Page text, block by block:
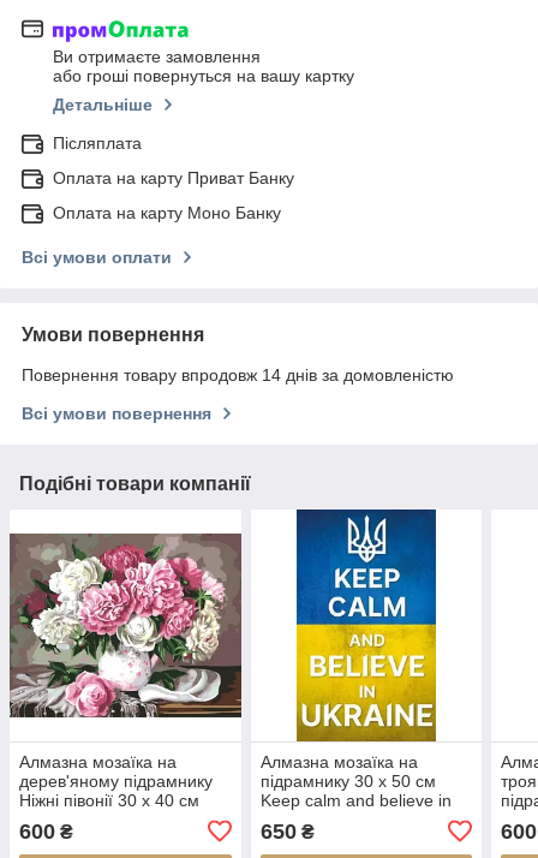
Ви отримаєте замовлення
або гроші повернуться на вашу картку
Детальніше
Післяплата
Оплата на карту Приват Банку
Оплата на карту Моно Банку
Всі умови оплати
Умови повернення
Повернення товару впродовж 14 днів за домовленістю
Всі умови повернення
Подібні товари компанії
Алмазна мозаїка на
дерев'яному підрамнику
Ніжні півонії 30 х 40 см
600 ₴
Алмазна мозаїка на
підрамнику 30 х 50 см
Keep calm and believe in
650₴ 600